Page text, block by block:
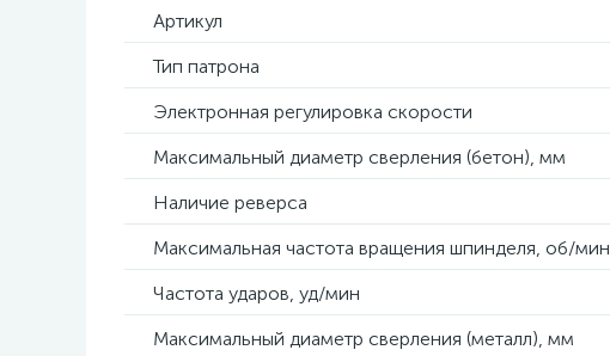
Артикул
Тип патрона
Электронная регулировка скорости
Максимальный диаметр сверления (бетон), мм
Наличие реверса
Максимальная частота вращения шпинделя, об/мин
Частота ударов, уд/мин
Максимальный диаметр сверления (металл), мм